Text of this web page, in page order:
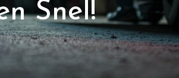
Snel!